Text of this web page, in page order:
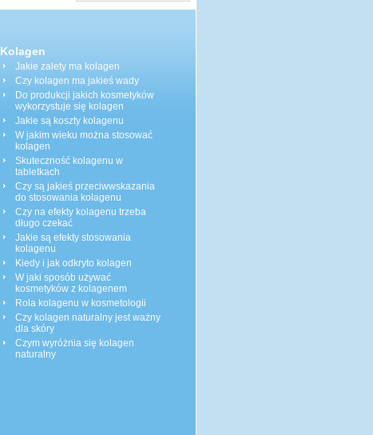
Kolagen
Jakie zalety ma kolagen
Czy kolagen ma jakieś wady
Do produkcji jakich kosmetyków
wykorzystuje się kolagen
Jakie są koszty kolagenu
W jakim wieku można stosować
kolagen
Skuteczność kolagenu w
tabletkach
Czy są jakieś przeciwwskazania
do stosowania kolagenu
Czy na efekty kolagenu trzeba
długo czekać
Jakie są efekty stosowania
kolagenu
Kiedy i jak odkryto kolagen
W jaki sposób używać
kosmetyków z kolagenem
Rola kolagenu w kosmetologii
Czy kolagen naturalny jest ważny
dla skóry
Czym wyróżnia się kolagen
naturalny